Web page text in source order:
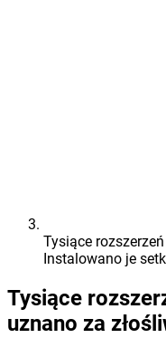
Tysiące
Instalowano je
Tysiące
uznano za